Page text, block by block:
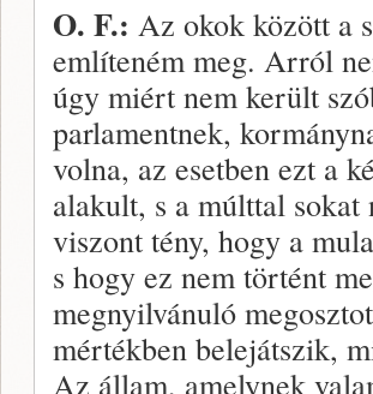
O. F.: Az okok között a
említeném meg. Arról
úgy miért nem került
parlamentnek,
volna, az esetben ezt a
alakult, s a múlttal
viszont tény, hogy a
s hogy ez nem tör­tént
megnyilvánuló
mértékben beleját­szik,
Az állam, amelynek